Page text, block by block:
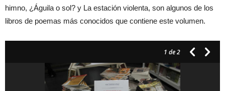
himno, ¿Águila o sol? y La estación violenta, son algunos de los
libros de poemas más conocidos que contiene este volumen.
1 de 2